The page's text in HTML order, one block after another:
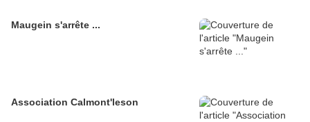
Maugein s'arrête ...
Association Calmont'leson